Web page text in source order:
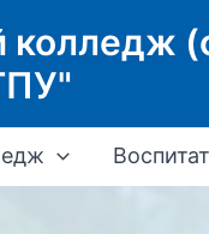
колледж